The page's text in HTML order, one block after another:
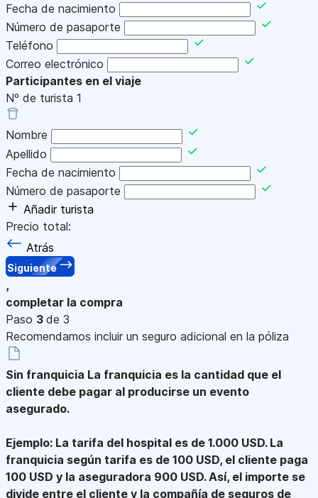
Fecha de nacimiento
Número de pasaporte
Teléfono
Correo electrónico
Participantes en el viaje
Nº de turista 1
Nombre
Apellido
Fecha de nacimiento
Número de pasaporte
Añadir turista
Precio total:
Atrás
Siguiente
,
completar la compra
Paso 3 de 3
Recomendamos incluir un seguro adicional en la póliza
Sin franquicia La franquicia es la cantidad que el
cliente debe pagar al producirse un evento
asegurado.
Ejemplo: La tarifa del hospital es de 1.000 USD. La
franquicia según tarifa es de 100 USD, el cliente paga
100 USD y la aseguradora 900 USD. Así, el importe se
divide entre el cliente y la compañía de seguros de